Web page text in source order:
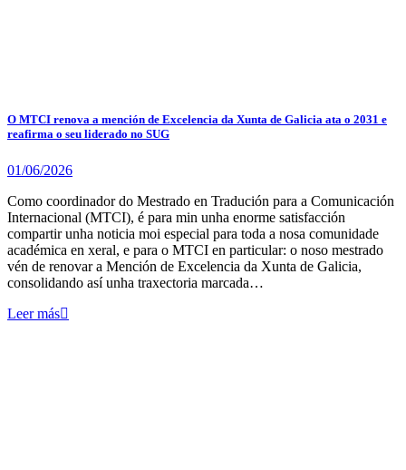
O MTCI renova a mención de Excelencia da Xunta de Galicia ata o 2031 e
reafirma o seu liderado no SUG
01/06/2026
Como coordinador do Mestrado en Tradución para a Comunicación
Internacional (MTCI), é para min unha enorme satisfacción
compartir unha noticia moi especial para toda a nosa comunidade
académica en xeral, e para o MTCI en particular: o noso mestrado
vén de renovar a Mención de Excelencia da Xunta de Galicia,
consolidando así unha traxectoria marcada…
Leer más